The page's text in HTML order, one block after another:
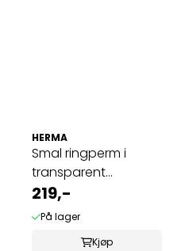
HERMA
Smal ringperm i
transparent
plastmateriale A4, ...
219,-
På lager
Kjøp